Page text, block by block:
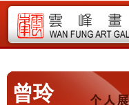
曾玲